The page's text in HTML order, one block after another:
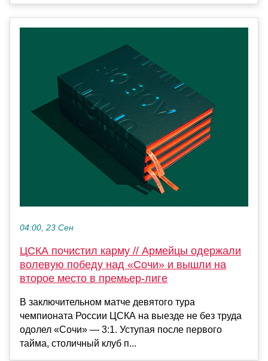
04:00, 23 Сен
ЦСКА почистил карму // Армейцы одержали
волевую победу над «Сочи» и вышли на
второе место в премьер-лиге
В заключительном матче девятого тура
чемпионата России ЦСКА на выезде не без труда
одолел «Сочи» — 3:1. Уступая после первого
тайма, столичный клуб п...